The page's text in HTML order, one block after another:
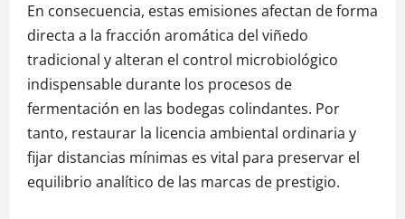
En consecuencia, estas emisiones afectan de forma
directa a la fracción aromática del viñedo
tradicional y alteran el control microbiológico
indispensable durante los procesos de
fermentación en las bodegas colindantes. Por
tanto, restaurar la licencia ambiental ordinaria y
fijar distancias mínimas es vital para preservar el
equilibrio analítico de las marcas de prestigio.